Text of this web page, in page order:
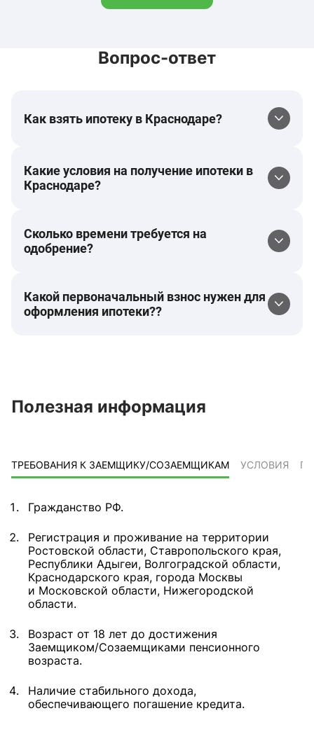
Вопрос-ответ
Как взять ипотеку в Краснодаре?
Какие условия на получение ипотеки в
Краснодаре?
Сколько времени требуется на
одобрение?
Какой первоначальный взнос нужен для
оформления ипотеки??
Полезная информация
ТРЕБОВАНИЯ К ЗАЕМЩИКУ/СОЗАЕМЩИКАМ УСЛОВИЯ
Гражданство РФ.
Регистрация и проживание на территории
Ростовской области, Ставропольского края,
Республики Адыгеи, Волгоградской области,
Краснодарского края, города Москвы
и Московской области, Нижегородской
области.
Возраст от 18 лет до достижения
Заемщиком/Созаемщиками пенсионного
возраста.
Наличие стабильного дохода,
обеспечивающего погашение кредита.